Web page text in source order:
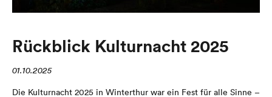
Rückblick Kulturnacht 2025
01.10.2025
Die Kulturnacht 2025 in Winterthur war ein Fest für alle Sinne –